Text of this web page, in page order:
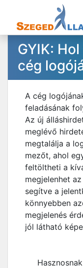
GYIK:
cég
A cég
feladásának
Az új
meglévő
megtalálja a
mezőt, ahol
feltöltheti a
megjelenhet
segítve a
könnyebben
megjelenés
jól látható